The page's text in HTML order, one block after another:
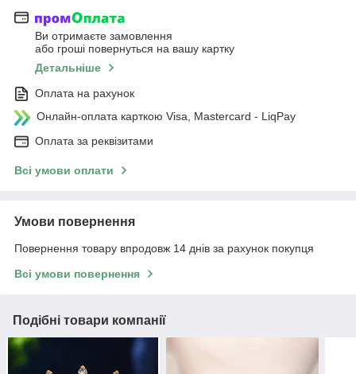
Ви отримаєте замовлення
або гроші повернуться на вашу картку
Детальніше
Оплата на рахунок
Онлайн-оплата карткою Visa, Mastercard - LiqPay
Оплата за реквізитами
Всі умови оплати
Умови повернення
Повернення товару впродовж 14 днів за рахунок покупця
Всі умови повернення
Подібні товари компанії